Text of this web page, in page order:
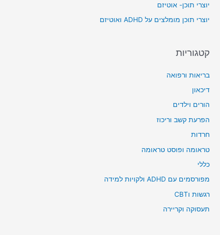
r
:
יוצרי תוכן- אוטיזם
יוצרי תוכן מומלצים על ADHD ואוטיזם
קטגוריות
בריאות ורפואה
דיכאון
הורים וילדים
הפרעת קשב וריכוז
חרדות
טראומה ופוסט טראומה
כללי
מפורסמים עם ADHD ולקויות למידה
רגשות וCBT
תעסוקה וקריירה